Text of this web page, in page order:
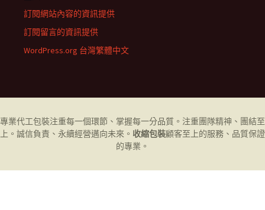
訂閱網站內容的資訊提供
訂閱留言的資訊提供
WordPress.org 台灣繁體中文
專業代工包裝注重每一個環節、掌握每一分品質。注重團隊精神、團結至
上。誠信負責、永續經營邁向未來。 收縮包裝顧客至上的服務、品質保證
的專業。